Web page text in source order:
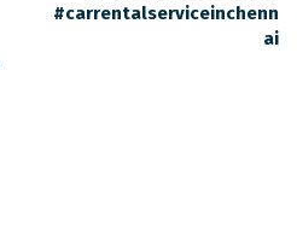
#carrentalserviceinchenn
ai